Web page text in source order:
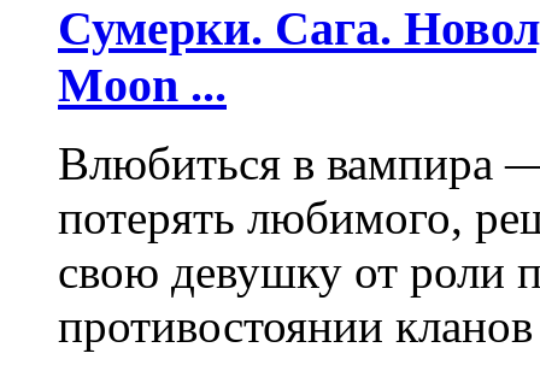
Сумерки. Сага.
Moon ...
Влюбиться в вампира
потерять любимого,
свою девушку от роли
противостоянии